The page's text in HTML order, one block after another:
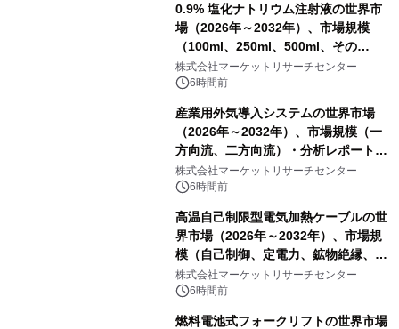
0.9% 塩化ナトリウム注射液の世界市
場（2026年～2032年）、市場規模
（100ml、250ml、500ml、その
他）・分析レポートを発表
株式会社マーケットリサーチセンター
6時間前
産業用外気導入システムの世界市場
（2026年～2032年）、市場規模（一
方向流、二方向流）・分析レポートを
発表
株式会社マーケットリサーチセンター
6時間前
高温自己制限型電気加熱ケーブルの世
界市場（2026年～2032年）、市場規
模（自己制御、定電力、鉱物絶縁、表
皮効果）・分析レポートを発表
株式会社マーケットリサーチセンター
6時間前
燃料電池式フォークリフトの世界市場